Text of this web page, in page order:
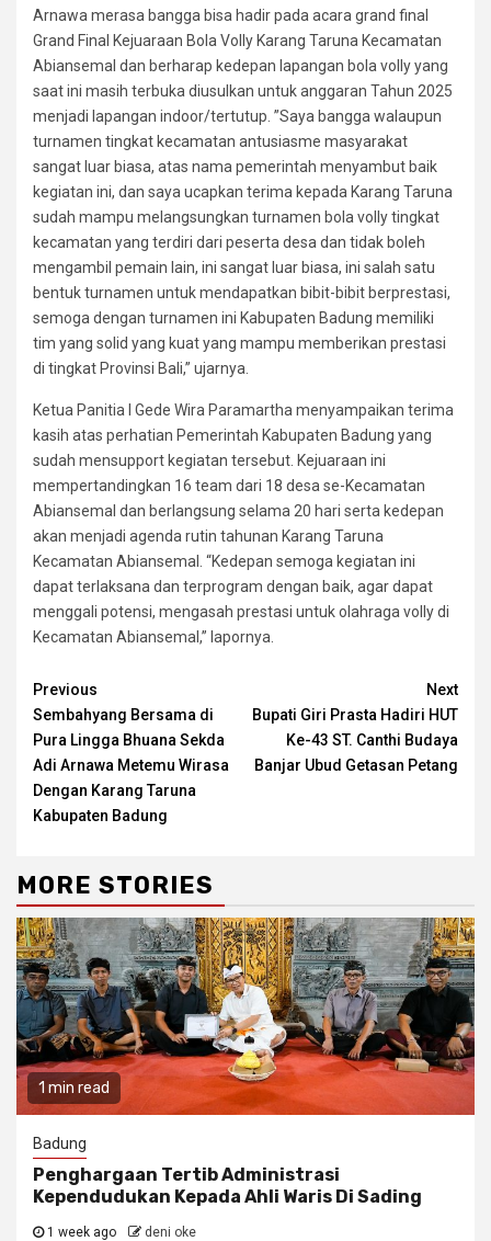
Arnawa merasa bangga bisa hadir pada acara grand final
Grand Final Kejuaraan Bola Volly Karang Taruna Kecamatan
Abiansemal dan berharap kedepan lapangan bola volly yang
saat ini masih terbuka diusulkan untuk anggaran Tahun 2025
menjadi lapangan indoor/tertutup. ”Saya bangga walaupun
turnamen tingkat kecamatan antusiasme masyarakat
sangat luar biasa, atas nama pemerintah menyambut baik
kegiatan ini, dan saya ucapkan terima kepada Karang Taruna
sudah mampu melangsungkan turnamen bola volly tingkat
kecamatan yang terdiri dari peserta desa dan tidak boleh
mengambil pemain lain, ini sangat luar biasa, ini salah satu
bentuk turnamen untuk mendapatkan bibit-bibit berprestasi,
semoga dengan turnamen ini Kabupaten Badung memiliki
tim yang solid yang kuat yang mampu memberikan prestasi
di tingkat Provinsi Bali,” ujarnya.
Ketua Panitia I Gede Wira Paramartha menyampaikan terima
kasih atas perhatian Pemerintah Kabupaten Badung yang
sudah mensupport kegiatan tersebut. Kejuaraan ini
mempertandingkan 16 team dari 18 desa se-Kecamatan
Abiansemal dan berlangsung selama 20 hari serta kedepan
akan menjadi agenda rutin tahunan Karang Taruna
Kecamatan Abiansemal. “Kedepan semoga kegiatan ini
dapat terlaksana dan terprogram dengan baik, agar dapat
menggali potensi, mengasah prestasi untuk olahraga volly di
Kecamatan Abiansemal,” lapornya.
Continue
Reading
Previous
Sembahyang Bersama di
Pura Lingga Bhuana Sekda
Adi Arnawa Metemu Wirasa
Dengan Karang Taruna
Kabupaten Badung
Next
Bupati Giri Prasta Hadiri HUT
Ke-43 ST. Canthi Budaya
Banjar Ubud Getasan Petang
MORE STORIES
1 min read
Badung
Penghargaan Tertib Administrasi
Kependudukan Kepada Ahli Waris Di Sading
1 week ago deni oke